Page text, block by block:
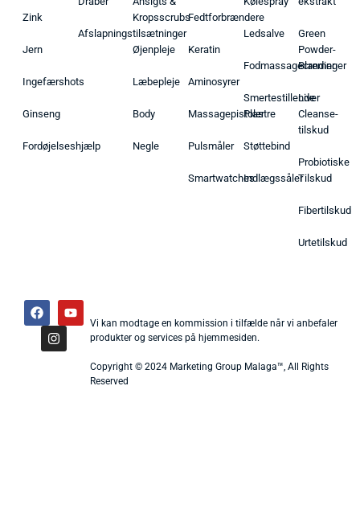
Zink
Jern
Ingefærshots
Ginseng
Fordøjelseshjælp
Afslapningstilsætninger
Kropsscrubs
Øjenpleje
Læbepleje
Body
Negle
Fedtforbrændere
Keratin
Aminosyrer
Massagepistoler
Pulsmåler
Smartwatches
Ledsalve
Fodmassagecremer
Smertestillende
Plastre
Støttebind
Indlægssåler
Green
Powder-
Blandinger
Liver
Cleanse-
tilskud
Probiotiske
Tilskud
Fibertilskud
Urtetilskud
Vi kan modtage en kommission i tilfælde når vi anbefaler
produkter og services på hjemmesiden.
Copyright © 2024 Marketing Group Malaga™, All Rights
Reserved